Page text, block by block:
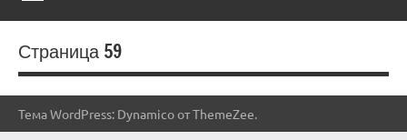
Страница 59
Тема WordPress: Dynamico от ThemeZee.